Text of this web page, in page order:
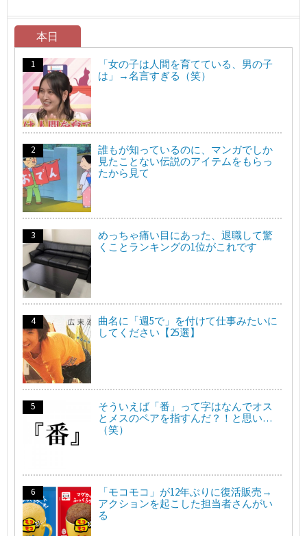
本日
「女の子は人間を育てている、男の子
は」→名言すぎる（笑）
誰もが知っているのに、マンガでしか
見たことない伝説のアイテムをもらっ
たから見て
めっちゃ痛い目にあった、退職して驚
くことランキングの1位がこれです
曲名に「週5で」を付けて仕事みたいに
してください【25選】
そういえば「番」って字はなんでオス
とメスのペアを指すんだ？！と思い…
（笑）
「モコモコ」が12年ぶりに復活販売→
アクションを起こした担当者さんがい
る